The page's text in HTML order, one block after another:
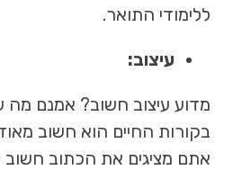
ללימודי התואר.
עיצוב:
מדוע עיצוב חשוב? אמנם מה
בקורות החיים הוא חשוב
אתם מציגים את הכתוב חשוב